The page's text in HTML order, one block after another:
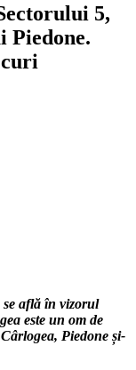
5,
Piedone.
află în vizorul
este un om de
Piedone și-